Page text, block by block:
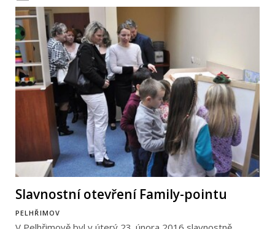
Slavnostní otevření Family-pointu
PELHŘIMOV